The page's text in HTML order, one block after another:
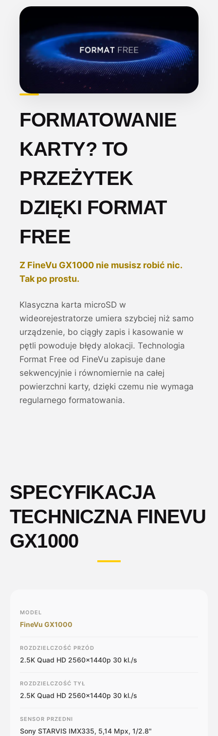
FORMATOWANIE
KARTY? TO
PRZEŻYTEK
DZIĘKI FORMAT
FREE
Z FineVu GX1000 nie musisz robić nic.
Tak po prostu.
Klasyczna karta microSD w
wideorejestratorze umiera szybciej niż samo
urządzenie, bo ciągły zapis i kasowanie w
pętli powoduje błędy alokacji. Technologia
Format Free od FineVu zapisuje dane
sekwencyjnie i równomiernie na całej
powierzchni karty, dzięki czemu nie wymaga
regularnego formatowania.
SPECYFIKACJA
TECHNICZNA FINEVU
GX1000
MODEL
FineVu GX1000
ROZDZIELCZOŚĆ PRZÓD
2.5K Quad HD 2560×1440p 30 kl./s
ROZDZIELCZOŚĆ TYŁ
2.5K Quad HD 2560×1440p 30 kl./s
SENSOR PRZEDNI
Sony STARVIS IMX335, 5,14 Mpx, 1/2.8"